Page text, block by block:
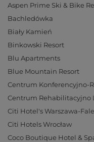
Aspen Prime Ski & Bike
Bachledówka
Biały Kamień
Binkowski Resort
Blu Apartments
Blue Mountain Resort
Centrum Konferencyjno-
Centrum Rehabilitacyjno
Citi Hotel's Warszawa-
Citi Hotels Wrocław
Coco Boutique Hotel &